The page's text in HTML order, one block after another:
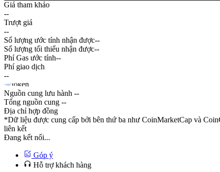
Giá tham khảo
--
Trượt giá
--
Số lượng ước tính nhận được--
Số lượng tối thiểu nhận được--
Phí Gas ước tính--
Phí giao dịch
--
Nguồn cung lưu hành --
Tổng nguồn cung --
Địa chỉ hợp đồng
*Dữ liệu được cung cấp bởi bên thứ ba như CoinMarketCap và
liên kết
Đang kết nối...
Góp ý
Hỗ trợ khách hàng